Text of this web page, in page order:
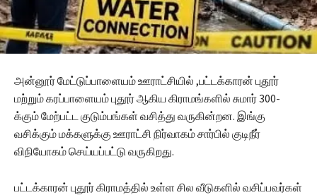
அன்னூர் மேட்டுப்பாளையம் ஊராட்சியில் ,பட்டக்காரன் புதூர்
மற்றும் கரப்பாளையம் புதூர் ஆகிய கிராமங்களில் சுமார் 300-
க்கும் மேற்பட்ட குடும்பங்கள் வசித்து வருகின்றன. இங்கு
வசிக்கும் மக்களுக்கு ஊராட்சி நிர்வாகம் சார்பில் குடிநீர்
விநியோகம் செய்யப்பட்டு வருகிறது.
பட்டக்காரன் புதூர் கிராமத்தில் உள்ள சில வீடுகளில் வசிப்பவர்கள்